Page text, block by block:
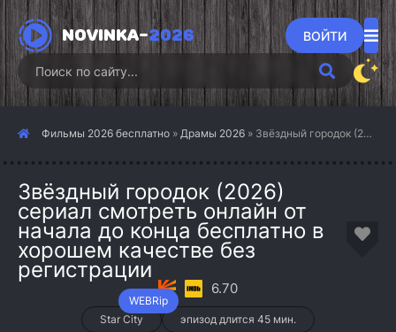
NOVINKA-2026 ВОЙТИ
Фильмы 2026 бесплатно » Драмы 2026 » Звёздный городок (2026)
Звёздный городок (2026)
сериал смотреть онлайн от
начала до конца бесплатно в
хорошем качестве без
регистрации
WEBRip
6.70
Star City эпизод длится 45 мин.